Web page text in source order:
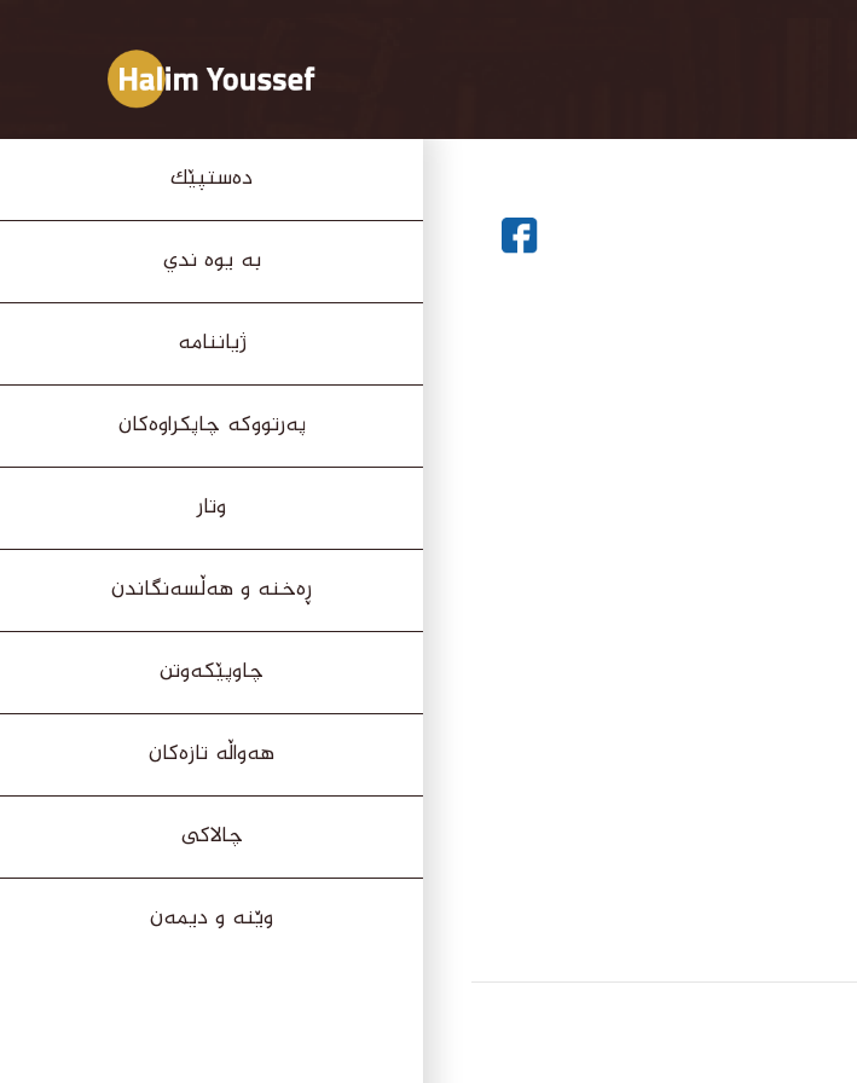
دەستپێک
به يوه ندي
ژیاننامە
پەرتووکە چاپکراوەکان
وتار
ڕەخنە و هەڵسەنگاندن
چاوپێکەوتن
هەواڵە تازەکان
چالاکی
وێنە و دیمەن